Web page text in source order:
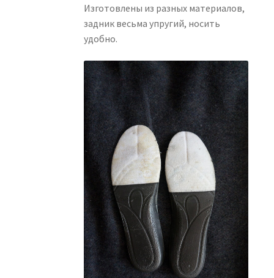
Изготовлены из разных материалов,
задник весьма упругий, носить
удобно.